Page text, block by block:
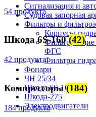
Сигнализация и
Судовая запорная
Фильтры и
Корпусы
Фильтрующие
ФГС
Фильтры
Фонари
ЧН 25/34
Шкода 6S-160
Шкода-275
Электродвигатели
54 продукта
Шкода 6S-160(42)
42 продукта
Компрессоры(184)
184 продукта